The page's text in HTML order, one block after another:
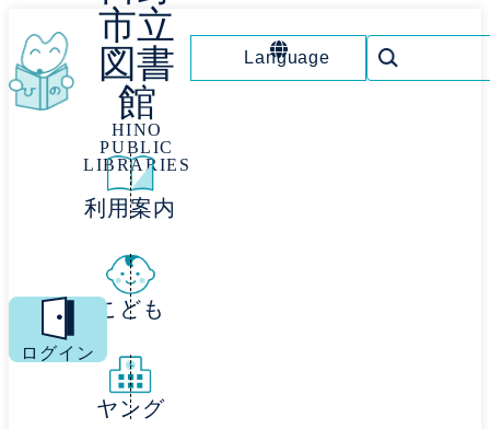
市立
図書
館
HINO
PUBLIC
LIBRARIES
Language
MENU
ログイン
利用案内
こども
ヤング